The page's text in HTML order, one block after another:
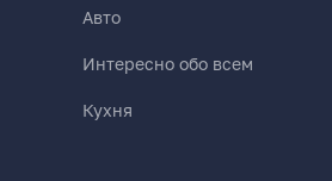
Авто
Интересно обо всем
Кухня